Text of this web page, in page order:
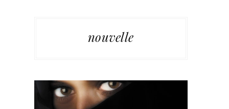
nouvelle